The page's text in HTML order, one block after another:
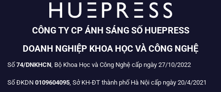
CÔNG TY CP ÁNH SÁNG SỐ HUEPRESS
DOANH NGHIỆP KHOA HỌC VÀ CÔNG NGHỆ
Số74/DNKHCN , Bộ Khoa Học và Công Nghệ cấp ngày 27/10/2022
Số ĐKDN 0109604095, Sở KH-ĐT thành phố Hà Nội cấp ngày 20/4/2021